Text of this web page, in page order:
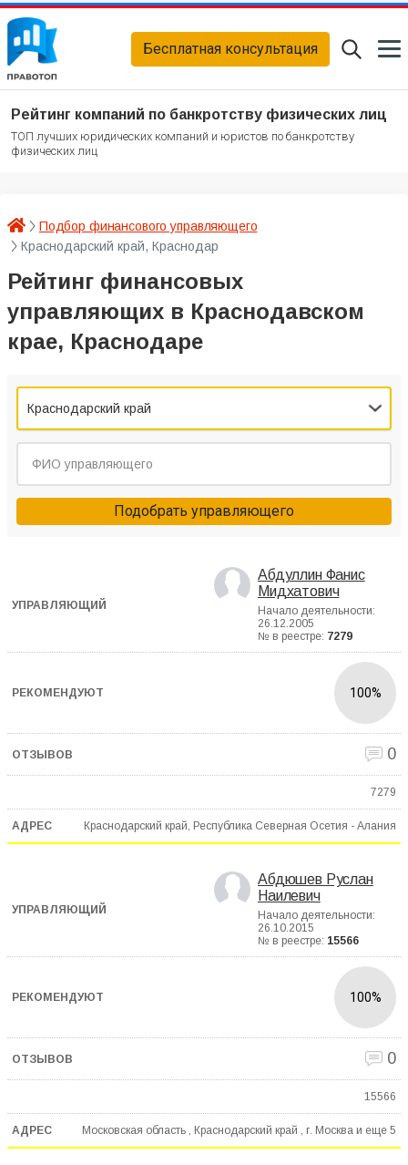
Бесплатная консультация
Рейтинг компаний по банкротству физических лиц
ТОП лучших юридических компаний и юристов по банкротству
физических лиц
Подбор финансового управляющего
Краснодарский край, Краснодар
Рейтинг финансовых
управляющих в Краснодавском
крае, Краснодаре
Краснодарский край
Подобрать управляющего
Абдуллин Фанис
Мидхатович
Начало деятельности:
26.12.2005
№ в реестре: 7279
100%
0
7279
Краснодарский край, Республика Северная Осетия - Алания
Абдюшев Руслан
Наилевич
Начало деятельности:
26.10.2015
№ в реестре: 15566
100%
0
15566
Московская область , Краснодарский край , г. Москва и еще 5